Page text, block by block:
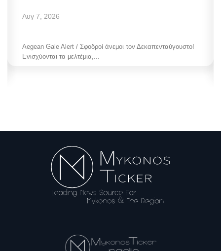
Αυγ 7, 2026
Aegean Gale Alert / Σφοδροί άνεμοι τον Δεκαπενταύγουστο!
Ενισχύονται τα μελτέμια,...